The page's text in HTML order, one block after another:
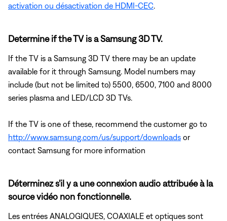
activation ou désactivation de HDMI-CEC.
Determine if the TV is a Samsung 3D TV.
If the TV is a Samsung 3D TV there may be an update
available for it through Samsung. Model numbers may
include (but not be limited to) 5500, 6500, 7100 and 8000
series plasma and LED/LCD 3D TVs.
If the TV is one of these, recommend the customer go to
http://www.samsung.com/us/support/downloads or
contact Samsung for more information
Déterminez s'il y a une connexion audio attribuée à la
source vidéo non fonctionnelle.
Les entrées ANALOGIQUES, COAXIALE et optiques sont